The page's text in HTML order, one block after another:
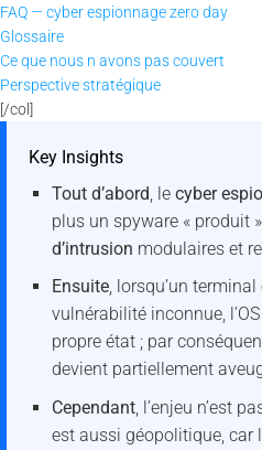
FAQ — cyber espionnage zero day
Glossaire
Ce que nous n avons pas couvert
Perspective stratégique
[/col]
Key Insights
Tout d’abord, le cyber
plus un spyware « produit
d’intrusion modulaires et
Ensuite, lorsqu’un
vulnérabilité inconnue,
propre état ; par
devient partiellement
Cependant, l’enjeu n’est
est aussi géopolitique, car